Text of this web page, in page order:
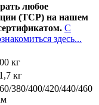
любое
(ТСР) на нашем
С
здесь...
кг
кг
380/400/420/440/460